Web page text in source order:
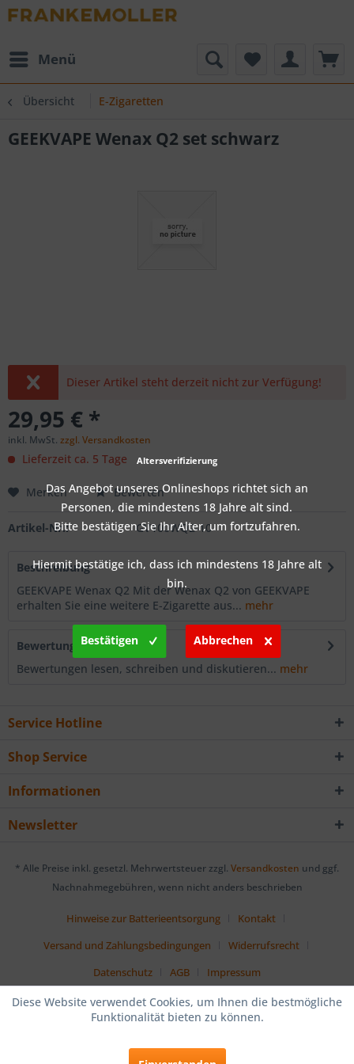
Menü
Übersicht E-Zigaretten
GEEKVAPE Wenax Q2 set schwarz
Dieser Artikel steht derzeit nicht zur Verfügung!
29,95 € *
inkl. MwSt. zzgl. Versandkosten
Lieferzeit ca. 5 Tage
Merken Bewerten
Artikel-Nr.: GV100WQ2-10
Beschreibung
GEEKVAPE Wenax Q2 Mit der Wenax Q2 von GEEKVAPE
erhalten Sie eine weitere E-Zigarette aus... mehr
Bewertungen
0
Bewertungen lesen, schreiben und diskutieren... mehr
Service Hotline
Shop Service
Informationen
Newsletter
* Alle Preise inkl. gesetzl. Mehrwertsteuer zzgl. Versandkosten und ggf.
Nachnahmegebühren, wenn nicht anders beschrieben
Hinweise zur Batterieentsorgung
Kontakt
Versand und Zahlungsbedingungen
Widerrufsrecht
Datenschutz
AGB Impressum
Diese Website verwendet Cookies, um Ihnen die bestmögliche
Funktionalität bieten zu können.
Altersverifizierung
Das Angebot unseres Onlineshops richtet sich an
Personen, die mindestens 18 Jahre alt sind.
Bitte bestätigen Sie Ihr Alter, um fortzufahren.
Hiermit bestätige ich, dass ich mindestens 18 Jahre alt
bin.
Bestätigen Abbrechen